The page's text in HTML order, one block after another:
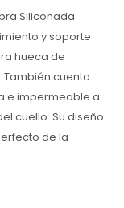
Siliconada
y soporte
hueca de
cuenta
e impermeable a
cuello. Su diseño
de la